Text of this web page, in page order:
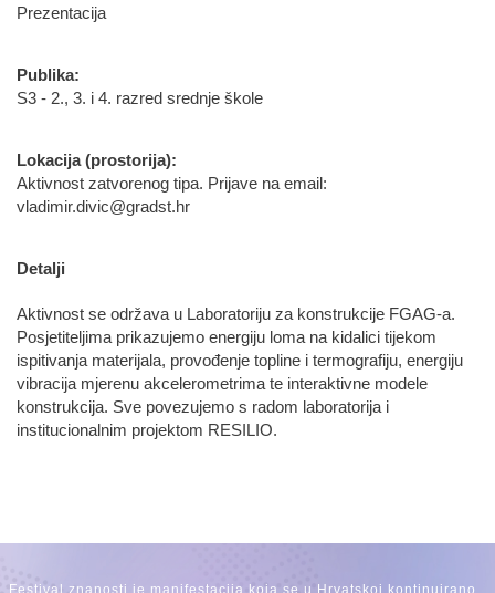
Prezentacija
Publika:
S3 - 2., 3. i 4. razred srednje škole
Lokacija (prostorija):
Aktivnost zatvorenog tipa. Prijave na email:
vladimir.divic@gradst.hr
Detalji
Aktivnost se održava u Laboratoriju za konstrukcije FGAG-a.
Posjetiteljima prikazujemo energiju loma na kidalici tijekom
ispitivanja materijala, provođenje topline i termografiju, energiju
vibracija mjerenu akcelerometrima te interaktivne modele
konstrukcija. Sve povezujemo s radom laboratorija i
institucionalnim projektom RESILIO.
Festival znanosti je manifestacija koja se u Hrvatskoj kontinuirano